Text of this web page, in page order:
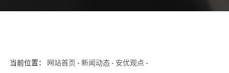
当前位置： 网站首页 -新闻动态- 安优观点 -